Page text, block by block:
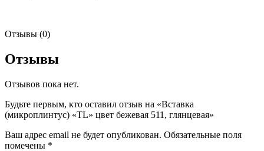
Отзывы (0)
Отзывы
Отзывов пока нет.
Будьте первым, кто оставил отзыв на «Вставка
(микроплинтус) «TL» цвет бежевая 511, глянцевая»
Ваш адрес email не будет опубликован. Обязательные поля
помечены *